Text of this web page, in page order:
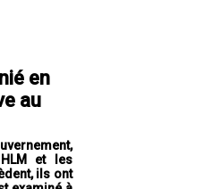
en
au
et les
ils ont